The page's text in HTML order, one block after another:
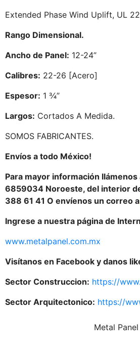
Extended Phase Wind Uplift, UL
Rango Dimensional.
Ancho de Panel: 12-24”
Calibres: 22-26 [Acero]
Espesor: 1 ¾”
Largos: Cortados A Medida.
SOMOS FABRICANTES.
Envíos a todo México!
Para mayor información
6859034 Noroeste, del interior
388 61 41 O envíenos un correo
Ingrese a nuestra página de
www.metalpanel.com.mx
Visítanos en Facebook y danos
Sector Construccion: https://
Sector Arquitectonico: https://
Metal